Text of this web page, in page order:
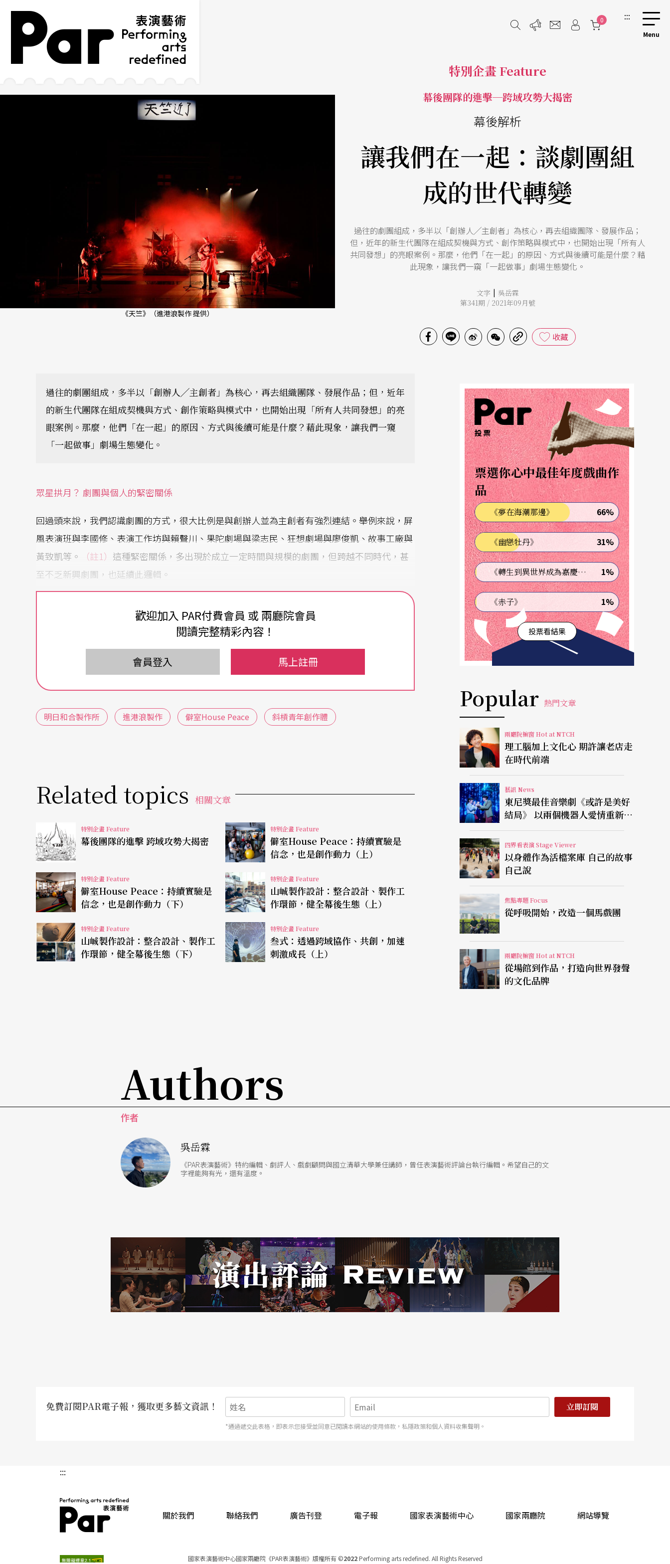
跳到主要內容區塊
網站導覽
0 :::
《天竺》（進港浪製作 提供）
特別企畫 Feature
幕後團隊的進擊─跨域攻勢大揭密
幕後解析
讓我們在一起：談劇團組
成的世代轉變
過往的劇團組成，多半以「創辦人╱主創者」為核心，再去組織團隊、發展作品；
但，近年的新生代團隊在組成契機與方式、創作策略與模式中，也開始出現「所有人
共同發想」的亮眼案例。那麼，他們「在一起」的原因、方式與後續可能是什麼？藉
此現象，讓我們一窺「一起做事」劇場生態變化。
文字 | 吳岳霖
第341期 / 2021年09月號
收藏
過往的劇團組成，多半以「創辦人╱主創者」為核心，再去組織團隊、發展作品；但，近年
的新生代團隊在組成契機與方式、創作策略與模式中，也開始出現「所有人共同發想」的亮
眼案例。那麼，他們「在一起」的原因、方式與後續可能是什麼？藉此現象，讓我們一窺
「一起做事」劇場生態變化。
眾星拱月？ 劇團與個人的緊密關係
回過頭來說，我們認識劇團的方式，很大比例是與創辦人並為主創者有強烈連結。舉例來說，屏
風表演班與李國修、表演工作坊與賴聲川、果陀劇場與梁志民、狂想劇場與廖俊凱、故事工廠與
黃致凱等。
（註1） 這種緊密關係，多出現於成立一定時間與規模的劇團，但跨越不同時代，甚
至不乏新興劇團，也延續此邏輯。
這種強烈連結亦來自於這些創辦人多為「導演」身分，而現代劇場的「導演中心」讓他們藉劇團
組成，來進行作品的完成與風格的養成。從中會發現一個現象：「個人生命與使命」近乎等於
「劇團生命與風格」；因此，劇團成立可能更帶有功能性，用於整合與規劃，不管是團員、或是
因應個別作品配合的幕後人員，都如「眾星拱月」般去完成作品。
前述說法並無負面之意，也並非忽略每個劇團╱作品完成的背後所必須有的眾人之力，而是在這
解順序會把「團隊」的位置擺在「個人」之後。
停演出，王月沒有將劇團交給李國修的學生；當然這背後有很多主客觀因素，而當時被點名的接
班人後來都個別成立劇團，但也顯示的是這種連結難以用任何手段進行抹除。
從「在一起的方式」開始的改變
若我們從「組合方式」來認識劇團的話，近10年有些劇團的組成方式開始有打破前述架構的可
能，如明日和合製作所（2016）、 （2016）、僻室（2018）、
18）等，（註3）最明顯的是：這些劇團從「組成方式」形成「創作主體╱核心位置」的轉變。
這部分從明日和合製作所於官方網站的「關於我們」顯現。他們說：「有別於常見的團體組成中
以專業、技術、功能為導向的分類激盪模式，將3人同時置放於『作者』的位置，以水平式生產
進行藝術創作。」組成團隊的張剛華、洪千涵與黃鼎云是同學，且都為導演，用他們所謂的「和
機，更像是延續過往經驗，抱持著「希望大家都是創作者」，讓進港浪製作在一個晚上就確定成
軍。同時，可觀察到這些新生代劇團的組成，多數延展學生時代的合作關係，與校園生活、訓練
體系等都有很明確連結，如斜槓青年創作體來自國立臺南大學，於是更擅於社區劇場的創作發
思劇團總監高翊愷觀察近期的劇團組成，感性地說了句「不用一個人單打獨鬥。」他認為，更早
之前的李銘宸、余彥芳等人都有這種「共同人的共同發想」，且創作具備「共有性」的現象；因
「一起做事」的所有可能
進港浪製作與明日和合製作所「都是導演」的組成方式，確實成為多頭馬車，也可能在過程裡尋
求發展可能。進港浪製作的陳煜典認為團隊4人發展各自定位與風格、喜好，而「沉浸式劇場」
至於，僻室與斜槓青年創作體則擁有另一套「組合方式」，共有特點是：都有幕後工作者為固定
劇場、影視、視覺、展場設計等。而斜槓青年創作體因有音樂設計背景的林謙信為共同創作者，
也於音樂性上更有表現，如《香蘭男子電棒燙》隨觀眾移動的現場演奏、《你欲泅去佗位？》多
樣的場景環境音等。
從「幕後」這個脈絡來看，深夜放電所（2017）與山峸製作設計（2018）雖較難被直接歸類於
歡迎加入 PAR付費會員 或 兩廳院會員
閱讀完整精彩內容！
會員登入 馬上註冊
明日和合製作所 進港浪製作 僻室House Peace 斜槓青年創作體
Related topics 相關文章
特別企畫 Feature
幕後團隊的進擊 跨域攻勢大揭密
特別企畫 Feature
僻室House Peace：持續實驗是
信念，也是創作動力（上）
特別企畫 Feature
僻室House Peace：持續實驗是
信念，也是創作動力（下）
特別企畫 Feature
山峸製作設計：整合設計、製作工
作環節，健全幕後生態（上）
特別企畫 Feature
山峸製作設計：整合設計、製作工
作環節，健全幕後生態（下）
特別企畫 Feature
叁式：透過跨域協作、共創，加速
刺激成長（上）
投票
票選你心中最佳年度戲曲作
品
《夢在海潮那邊》 66%
《幽戀牡丹》 31%
《轉生到異世界成為嘉慶君—發現我的祖先是詐騙集團!?》 1%
《赤子》 1%
投票看結果
Popular 熱門文章
兩廳院櫥窗 Hot at NTCH
理工腦加上文化心 期許讓老店走
在時代前端
藝訊 News
東尼獎最佳音樂劇《或許是美好
結局》 以兩個機器人愛情重新凝
視有限人生
四界看表演 Stage Viewer
以身體作為活檔案庫 自己的故事
自己說
焦點專題 Focus
從呼吸開始，改造一個馬戲團
兩廳院櫥窗 Hot at NTCH
從場館到作品，打造向世界發聲
的文化品牌
Authors
作者
吳岳霖
《PAR表演藝術》特約編輯、劇評人、戲劇顧問與國立清華大學兼任講師，曾任表演藝術評論台執行編輯。希望自己的文
字裡能夠有光，還有溫度。
免費訂閱PAR電子報，獲取更多藝文資訊！ 立即訂閱
*通過遞交此表格，即表示您接受並同意已閱讀本網站的使用條款，私隱政策和個人資料收集聲明。
:::
關於我們 聯絡我們 廣告刊登 電子報 國家表演藝術中心 國家兩廳院 網站導覽
國家表演藝術中心國家兩廳院《PAR表演藝術》版權所有©2022Performing arts redefined. All Rights Reserved